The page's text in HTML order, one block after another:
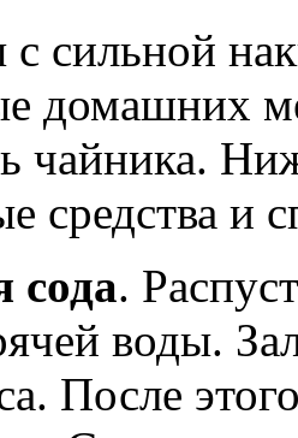
сильной
домашних
чайника.
средства и
сода.
воды.
После